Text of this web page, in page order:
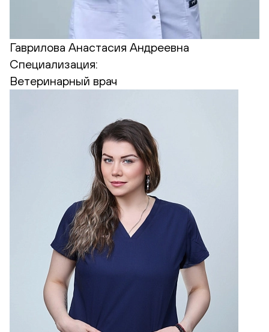
Гаврилова Анастасия Андреевна
Специализация:
Ветеринарный врач